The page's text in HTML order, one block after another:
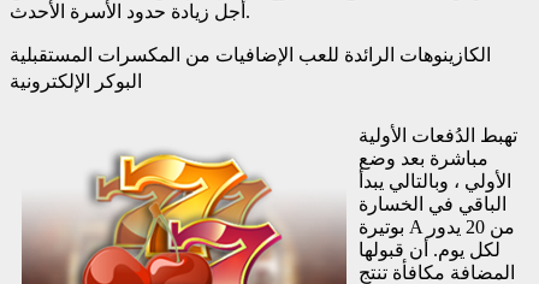
أجل زيادة حدود الأسرة الأحدث.
الكازينوهات الرائدة للعب الإضافيات من المكسرات المستقبلية
البوكر الإلكترونية
تهبط الدُفعات الأولية
مباشرة بعد وضع
الأولي ، وبالتالي يبدأ
الباقي في الخسارة
بوتيرة A من 20 يدور
لكل يوم. أن قبولها
المضافة مكافأة تنتج